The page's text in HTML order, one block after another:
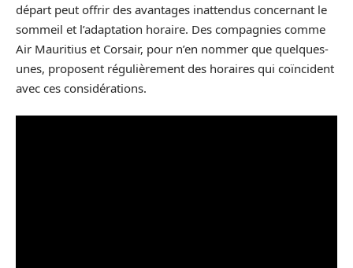
départ peut offrir des avantages inattendus concernant le
sommeil et l’adaptation horaire. Des compagnies comme
Air Mauritius et Corsair, pour n’en nommer que quelques-
unes, proposent régulièrement des horaires qui coïncident
avec ces considérations.